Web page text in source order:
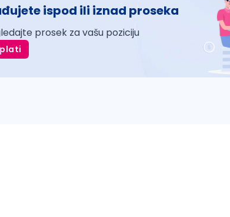
ispod ili iznad proseka
prosek za vašu poziciju